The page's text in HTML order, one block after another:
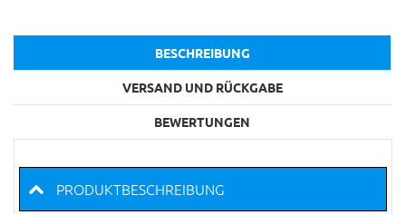
BESCHREIBUNG
VERSAND UND RÜCKGABE
BEWERTUNGEN
PRODUKTBESCHREIBUNG